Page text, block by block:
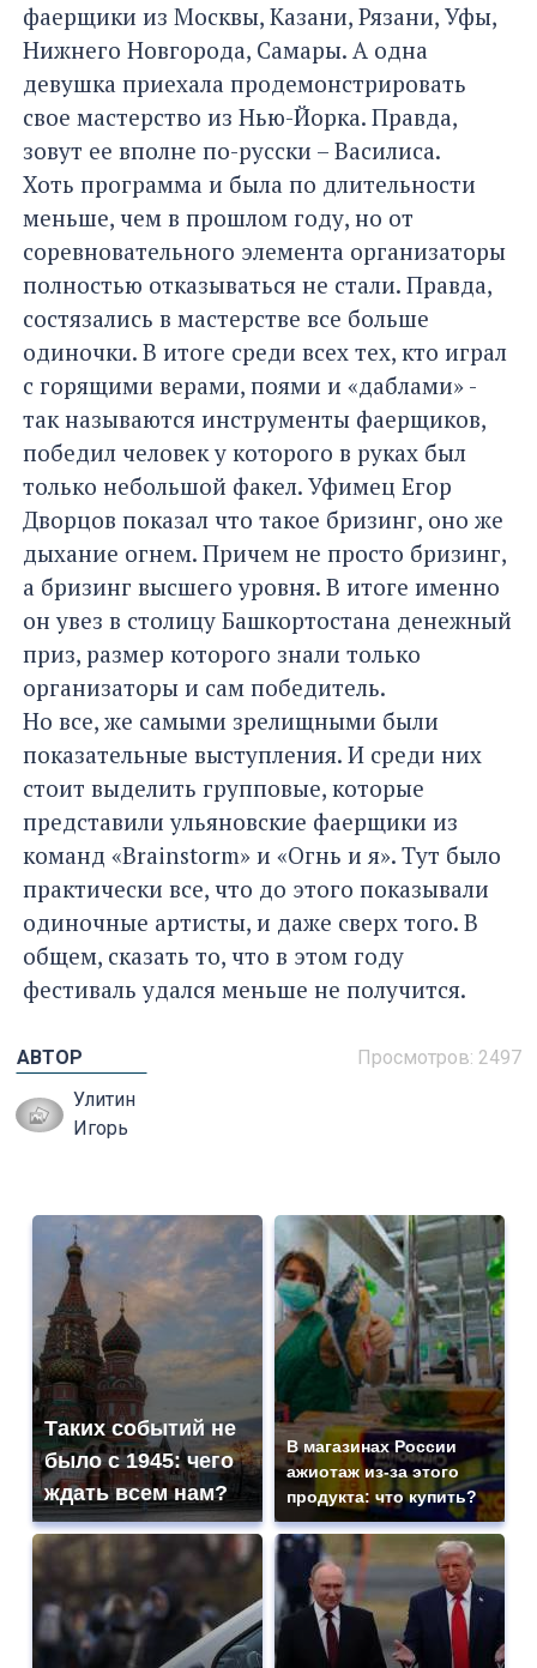
фаерщики из Москвы, Казани, Рязани, Уфы,
Нижнего Новгорода, Самары. А одна
девушка приехала продемонстрировать
свое мастерство из Нью-Йорка. Правда,
зовут ее вполне по-русски – Василиса.
Хоть программа и была по длительности
меньше, чем в прошлом году, но от
соревновательного элемента организаторы
полностью отказываться не стали. Правда,
состязались в мастерстве все больше
одиночки. В итоге среди всех тех, кто играл
с горящими верами, поями и «даблами» -
так называются инструменты фаерщиков,
победил человек у которого в руках был
только небольшой факел. Уфимец Егор
Дворцов показал что такое бризинг, оно же
дыхание огнем. Причем не просто бризинг,
а бризинг высшего уровня. В итоге именно
он увез в столицу Башкортостана денежный
приз, размер которого знали только
организаторы и сам победитель.
Но все, же самыми зрелищными были
показательные выступления. И среди них
стоит выделить групповые, которые
представили ульяновские фаерщики из
команд «Brainstorm» и «Огнь и я». Тут было
практически все, что до этого показывали
одиночные артисты, и даже сверх того. В
общем, сказать то, что в этом году
фестиваль удался меньше не получится.
Просмотров: 2497
АВТОР
Улитин
Игорь
Таких событий не
было с 1945: чего
ждать всем нам?
В магазинах России
ажиотаж из-за этого
продукта: что купить?